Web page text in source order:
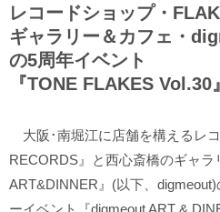
レコードショップ・
ギャラリー＆カフェ・
の5周年イベント
『TONE FLAKES
大阪･南堀江に店舗を構えるレ
RECORDS』と西心斎橋のギャラ
ART&DINNER』(以下、
ーイベント『digmeout ART &